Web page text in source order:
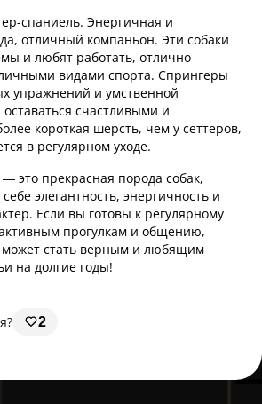
спаниель. Энергичная и
отличный компаньон. Эти собаки
и любят работать, отлично
видами спорта. Спрингеры
упражнений и умственной
счастливыми и
короткая шерсть, чем у сеттеров,
в регулярном уходе.
это прекрасная порода собак,
элегантность, энергичность и
Если вы готовы к регулярному
прогулкам и общению,
может стать верным и любящим
на долгие годы!
2